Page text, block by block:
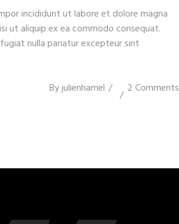
incididunt ut labore et dolore magna
ut aliquip ex ea commodo consequat.
nulla pariatur excepteur sint
Byjulienhamel 2 Comments